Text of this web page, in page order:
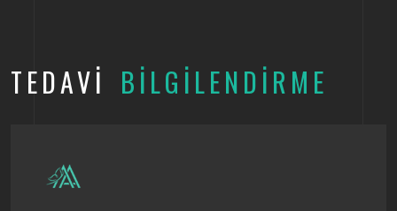
TEDAVİ BİLGİLENDİRME